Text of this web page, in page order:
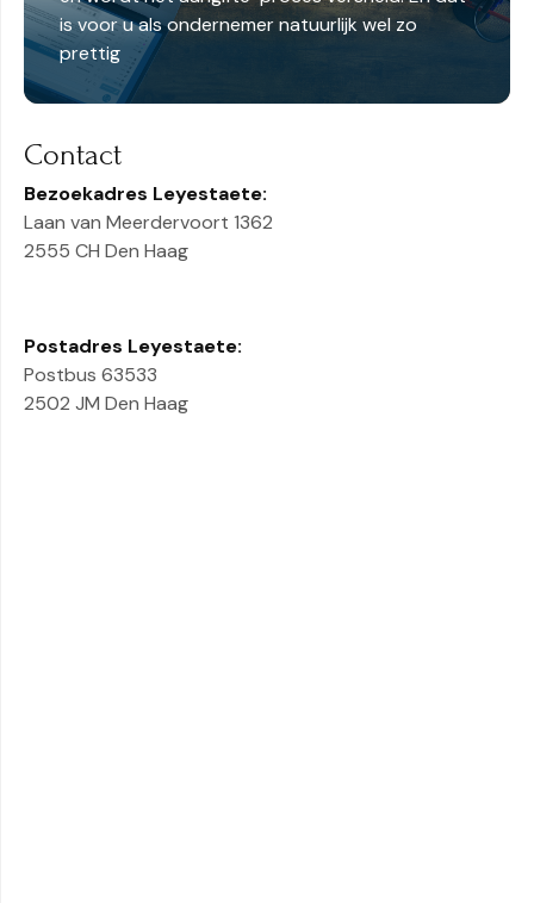
is voor u als ondernemer natuurlijk wel zo
prettig
Contact
Bezoekadres Leyestaete:
Laan van Meerdervoort 1362
2555 CH Den Haag
Postadres Leyestaete:
Postbus 63533
2502 JM Den Haag